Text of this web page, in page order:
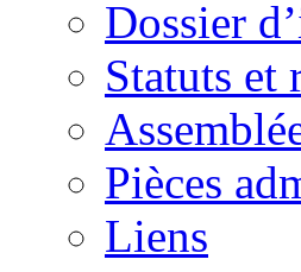
Dossier
Statuts et
Pièces
Liens